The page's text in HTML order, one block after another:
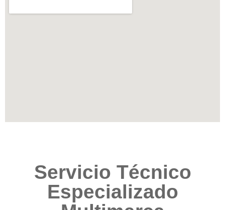
Servicio Técnico
Especializado